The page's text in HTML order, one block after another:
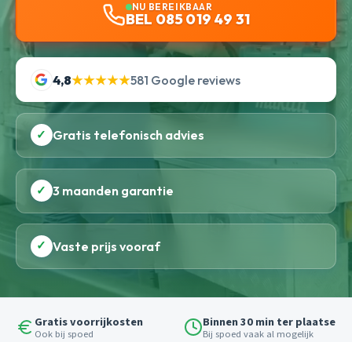
NU BEREIKBAAR
BEL 085 019 49 31
4,8★★★★★581 Google reviews
✓ Gratis telefonisch advies
✓ 3 maanden garantie
✓ Vaste prijs vooraf
Gratis voorrijkosten
Ook bij spoed
Binnen 30 min ter plaatse
Bij spoed vaak al mogelijk